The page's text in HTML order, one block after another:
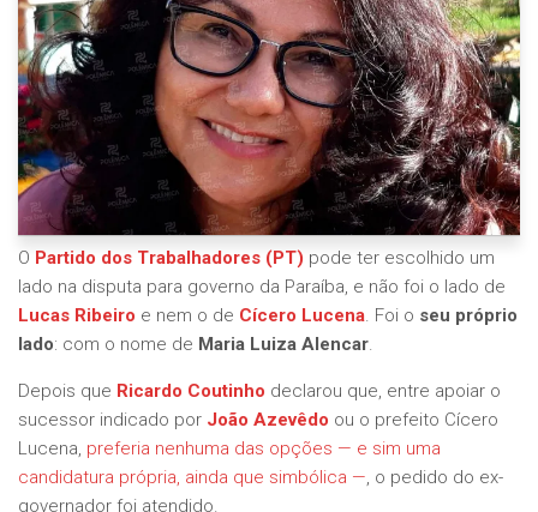
O Partido dos Trabalhadores (PT) pode ter escolhido um
lado na disputa para governo da Paraíba, e não foi o lado de
Lucas Ribeiro e nem o de Cícero Lucena. Foi o seu próprio
lado: com o nome de Maria Luiza Alencar.
Depois que Ricardo Coutinho declarou que, entre apoiar o
sucessor indicado por João Azevêdo ou o prefeito Cícero
Lucena, preferia nenhuma das opções — e sim uma
candidatura própria, ainda que simbólica —, o pedido do ex-
governador foi atendido.